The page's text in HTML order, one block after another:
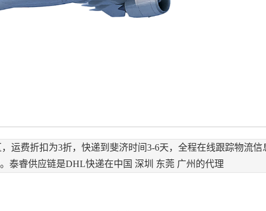
运费折扣为3折，快递到斐济时间3-6天，全程在线跟踪物流
泰睿供应链是DHL快递在中国 深圳 东莞 广州的代理